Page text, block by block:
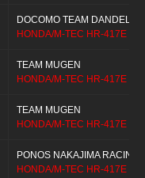
DOCOMO TEAM
HONDA/M-TEC HR-417E
TEAM MUGEN
HONDA/M-TEC HR-417E
TEAM MUGEN
HONDA/M-TEC HR-417E
PONOS NAKAJIMA RACING
HONDA/M-TEC HR-417E